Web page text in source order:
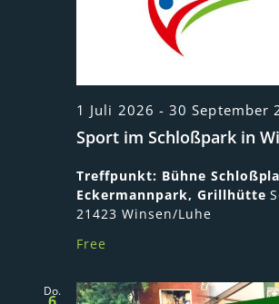
1 Juli 2026 -30 September
Sport im Schloßpark in
Treffpunkt: Bühne
Eckermannpark, Grillhütte
21423 Winsen/Luhe
Free
Do.